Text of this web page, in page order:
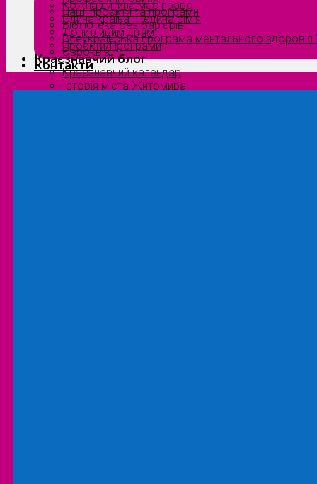
Кожна дитина має право
Єдина країна — єдина сім’я
Допитливим дітям
Проєкти/Програми
Краєзнавчий блог
Краєзнавчий календар
Історія міста Житомира
Наші проєкти та програми
Бібліотека без бар’єрів
Всеукраїнська програма ментального здоров’я
Євроквіз
Контакти